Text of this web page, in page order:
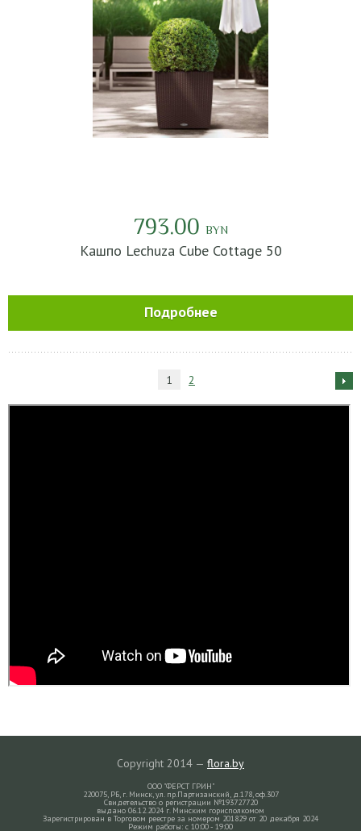
793.00 BYN
Кашпо Lechuza Cube Cottage 50
Подробнее
1 2
Copyright 2014 — flora.by
ООО "ФЕРСТ ГРИН"
220075, РБ, г. Минск, ул. пр.Партизанский, д.178, оф.307
Свидетельство о регистрации №193727720
выдано 06.12.2024 г. Минским горисполкомом
Зарегистрирован в Торговом реестре за номером 201829 от 20 декабря 2024
Режим работы: с 10:00 - 19:00